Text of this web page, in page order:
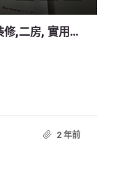
【元朗大馬路唐樓建成樓】全新裝修,二房, 實用五百餘尺, 五分鐘步程到朗屏站
2 年前